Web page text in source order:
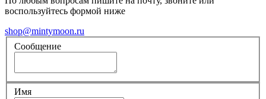
воспользуйтесь формой ниже
shop@mintymoon.ru
Сообщение
Имя